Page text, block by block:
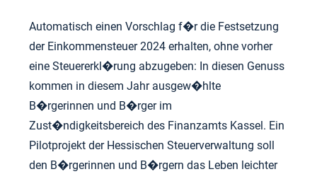
Automatisch einen Vorschlag f�r die Festsetzung
der Einkommensteuer 2024 erhalten, ohne vorher
eine Steuererkl�rung abzugeben: In diesen Genuss
kommen in diesem Jahr ausgew�hlte
B�rgerinnen und B�rger im
Zust�ndigkeitsbereich des Finanzamts Kassel. Ein
Pilotprojekt der Hessischen Steuerverwaltung soll
den B�rgerinnen und B�rgern das Leben leichter